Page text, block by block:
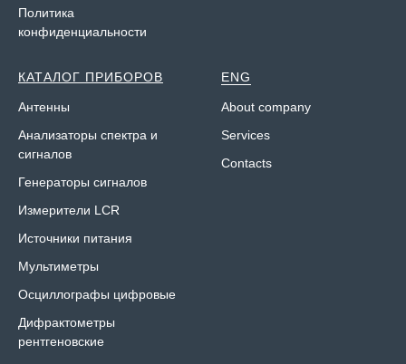
Политика
конфиденциальности
КАТАЛОГ ПРИБОРОВ
Антенны
Анализаторы спектра и
сигналов
Генераторы сигналов
Измерители LCR
Источники питания
Мультиметры
Осциллографы цифровые
Дифрактометры
рентгеновские
ENG
About company
Services
Contacts